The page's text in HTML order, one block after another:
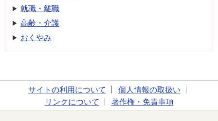
就職・離職
高齢・介護
おくやみ
サイトの利用について
個人情報の取扱い
リンクについて
著作権・免責事項